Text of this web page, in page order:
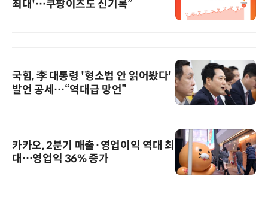
최대'…쿠팡이츠도 신기록”
국힘, 李 대통령 '형소법 안 읽어봤다'
발언 공세…“역대급 망언”
카카오, 2분기 매출·영업이익 역대 최
대…영업익 36% 증가